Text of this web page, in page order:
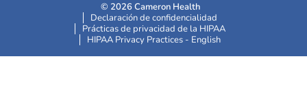
© 2026 Cameron Health
Declaración de confidencialidad
Prácticas de privacidad de la HIPAA
HIPAA Privacy Practices - English